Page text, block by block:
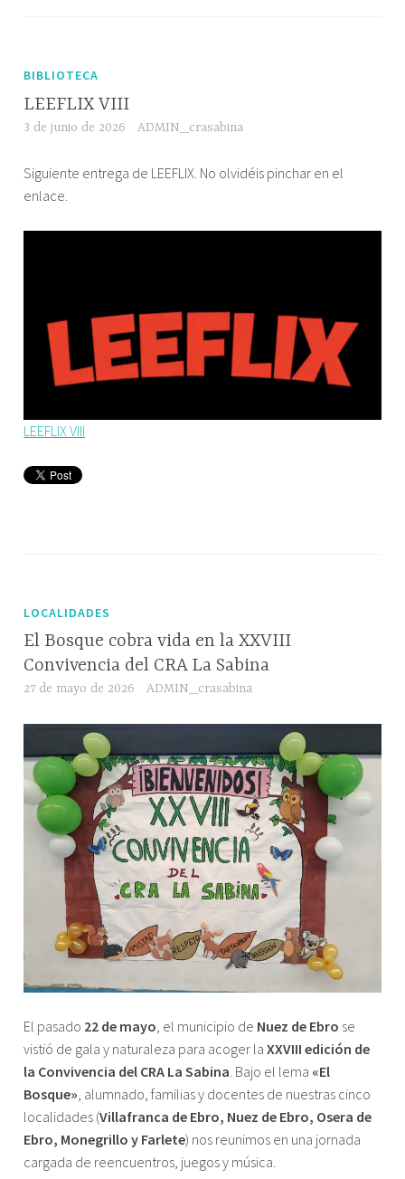
BIBLIOTECA
LEEFLIX VIII
3 de junio de 2026 ADMIN_crasabina
Siguiente entrega de LEEFLIX. No olvidéis pinchar en el
enlace.
LEEFLIX VIII
LOCALIDADES
El Bosque cobra vida en la XXVIII
Convivencia del CRA La Sabina
27 de mayo de 2026 ADMIN_crasabina
El pasado 22 de mayo, el municipio de Nuez de Ebro se
vistió de gala y naturaleza para acoger laXXVIII edición de
la Convivencia del CRA La Sabina. Bajo el lema «El
Bosque», alumnado, familias y docentes de nuestras cinco
localidades (Villafranca de Ebro, Nuez de Ebro, Osera de
Ebro, Monegrillo y Farlete) nos reunimos en una jornada
cargada de reencuentros, juegos y música.